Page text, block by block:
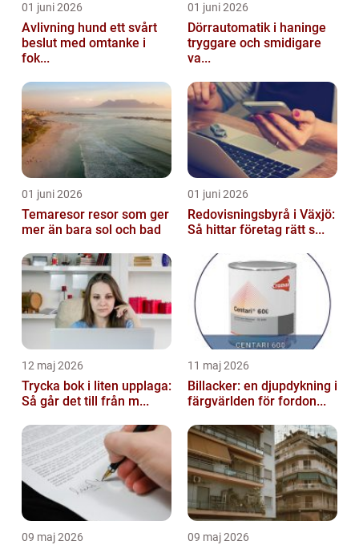
01 juni 2026
Avlivning hund ett svårt
beslut med omtanke i
fok...
01 juni 2026
Dörrautomatik i haninge
tryggare och smidigare
va...
01 juni 2026
Temaresor resor som ger
mer än bara sol och bad
01 juni 2026
Redovisningsbyrå i Växjö:
Så hittar företag rätt s...
12 maj 2026
Trycka bok i liten upplaga:
Så går det till från m...
11 maj 2026
Billacker: en djupdykning i
färgvärlden för fordon...
09 maj 2026 09 maj 2026